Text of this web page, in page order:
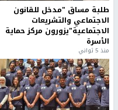
طلبة مساق "مدخل للقانون
الاجتماعي والتشريعات
الاجتماعية"يزورون مركز حماية
الأسرة
منذ 5 ثواني